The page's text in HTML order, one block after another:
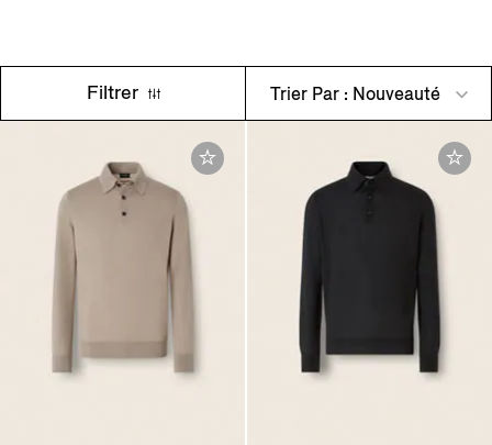
Filtrer Trier Par : Nouveauté